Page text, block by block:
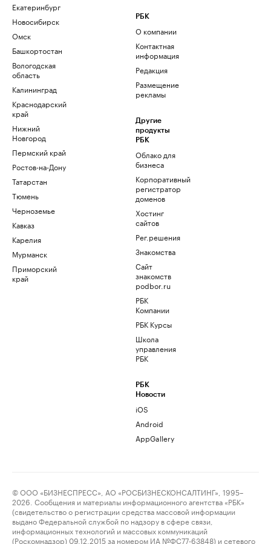
Екатеринбург
Новосибирск
Омск
Башкортостан
Вологодская
область
Калининград
Краснодарский
край
Нижний
Новгород
Пермский край
Ростов-на-Дону
Татарстан
Тюмень
Черноземье
Кавказ
Карелия
Мурманск
Приморский
край
РБК
О компании
Контактная
информация
Редакция
Размещение
рекламы
Другие
продукты
РБК
Облако для
бизнеса
Корпоративный
регистратор
доменов
Хостинг
сайтов
Рег.решения
Знакомства
Сайт
знакомств
podbor.ru
РБК
Компании
РБК Курсы
Школа
управления
РБК
РБК
Новости
iOS
Android
AppGallery
© ООО «БИЗНЕСПРЕСС», АО «РОСБИЗНЕСКОНСАЛТИНГ», 1995–
2026. Сообщения и материалы информационного агентства «РБК»
(свидетельство о регистрации средства массовой информации
выдано Федеральной службой по надзору в сфере связи,
информационных технологий и массовых коммуникаций
(Роскомнадзор) 09.12.2015 за номером ИА №ФС77-63848) и сетевого